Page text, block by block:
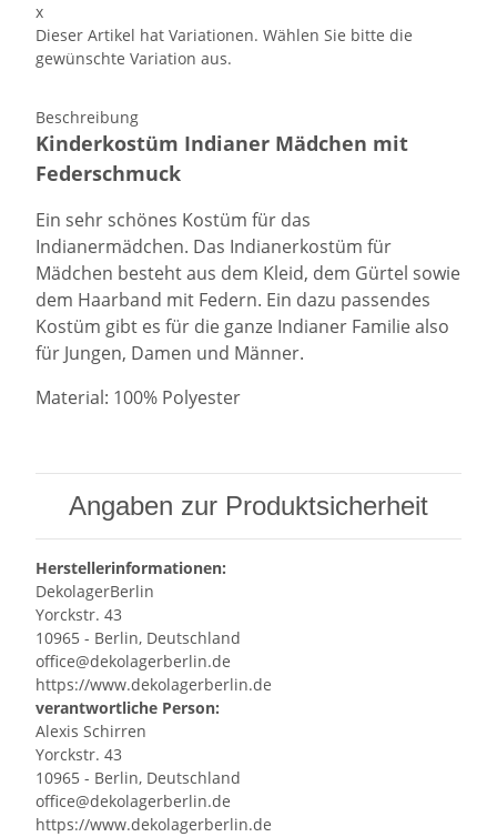
x
Dieser Artikel hat Variationen. Wählen Sie bitte die
gewünschte Variation aus.
Beschreibung
Kinderkostüm Indianer Mädchen mit
Federschmuck
Ein sehr schönes Kostüm für das
Indianermädchen. Das Indianerkostüm für
Mädchen besteht aus dem Kleid, dem Gürtel sowie
dem Haarband mit Federn. Ein dazu passendes
Kostüm gibt es für die ganze Indianer Familie also
für Jungen, Damen und Männer.
Material: 100% Polyester
Angaben zur Produktsicherheit
Herstellerinformationen:
DekolagerBerlin
Yorckstr. 43
10965 - Berlin, Deutschland
office@dekolagerberlin.de
https://www.dekolagerberlin.de
verantwortliche Person:
Alexis Schirren
Yorckstr. 43
10965 - Berlin, Deutschland
office@dekolagerberlin.de
https://www.dekolagerberlin.de